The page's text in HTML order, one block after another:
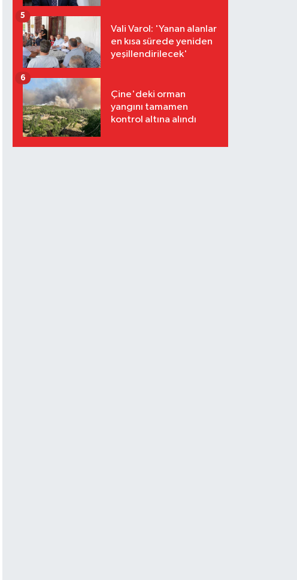
Vali Varol: 'Yanan alanlar
en kısa sürede yeniden
yeşillendirilecek'
5
Çine'deki orman
yangını tamamen
kontrol altına alındı
6